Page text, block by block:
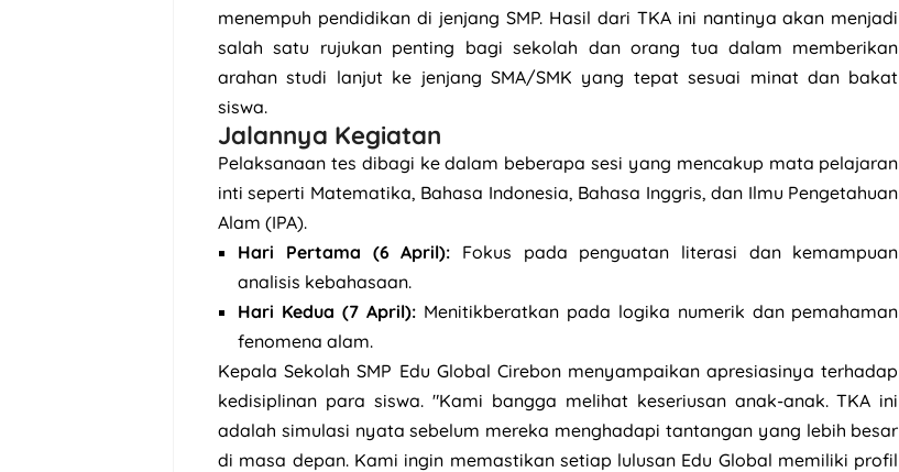
menempuh pendidikan di jenjang SMP. Hasil dari TKA ini nantinya akan menjadi
salah satu rujukan penting bagi sekolah dan orang tua dalam memberikan
arahan studi lanjut ke jenjang SMA/SMK yang tepat sesuai minat dan bakat
siswa.
Jalannya Kegiatan
Pelaksanaan tes dibagi ke dalam beberapa sesi yang mencakup mata pelajaran
inti seperti Matematika, Bahasa Indonesia, Bahasa Inggris, dan Ilmu Pengetahuan
Alam (IPA).
Hari Pertama (6 April): Fokus pada penguatan literasi dan kemampuan
analisis kebahasaan.
Hari Kedua (7 April): Menitikberatkan pada logika numerik dan pemahaman
fenomena alam.
Kepala Sekolah SMP Edu Global Cirebon menyampaikan apresiasinya terhadap
kedisiplinan para siswa. "Kami bangga melihat keseriusan anak-anak. TKA ini
adalah simulasi nyata sebelum mereka menghadapi tantangan yang lebih besar
di masa depan. Kami ingin memastikan setiap lulusan Edu Global memiliki profil